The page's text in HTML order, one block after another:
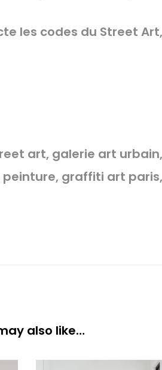
les codes du Street
art, galerie art
graffiti art
also like…